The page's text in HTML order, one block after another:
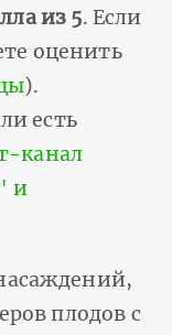
из 5. Если
оценить
).
есть
канал
и
плодов с